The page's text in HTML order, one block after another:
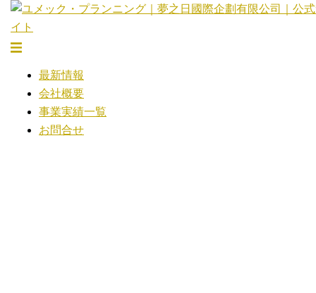
ト
最新情報
会社概要
事業実績一覧
お問合せ